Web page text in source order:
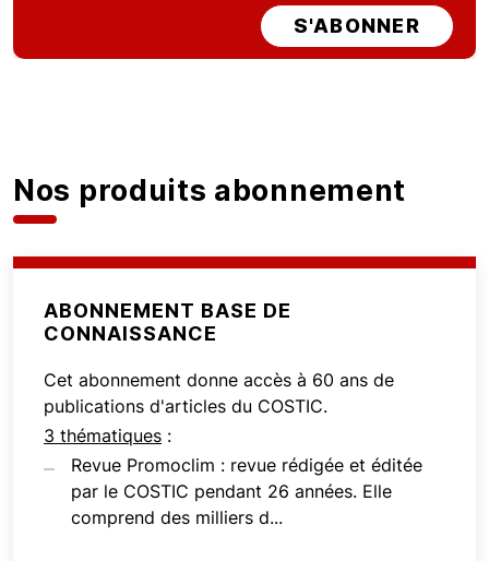
S'ABONNER
Nos produits abonnement
ABONNEMENT BASE DE
CONNAISSANCE
Cet abonnement donne accès à 60 ans de
publications d'articles du COSTIC.
3 thématiques :
Revue Promoclim : revue rédigée et éditée
par le COSTIC pendant 26 années. Elle
comprend des milliers d...